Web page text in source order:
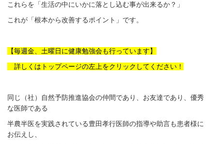
これらを「生活の中にいかに落とし込む事が出来るか？」
これが「根本から改善するポイント」です。
【毎週金、土曜日に健康勉強会も行っています】
詳しくはトップページの左上をクリックしてください！
同じ（社）自然予防推進協会の仲間であり、お友達であり、優秀
な医師である
半農半医を実践されている豊田孝行医師の指導や助言も患者様に
お伝えし、